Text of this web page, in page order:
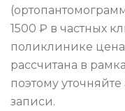
1500 ₽ в частных
поликлинике
рассчитана в
поэтому
записи.